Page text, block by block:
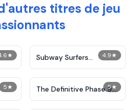
titres de jeu
★ 4.9★
Subway Surfers
Unblocked
5★ 5★
The Definitive Phase 9:
Demolition